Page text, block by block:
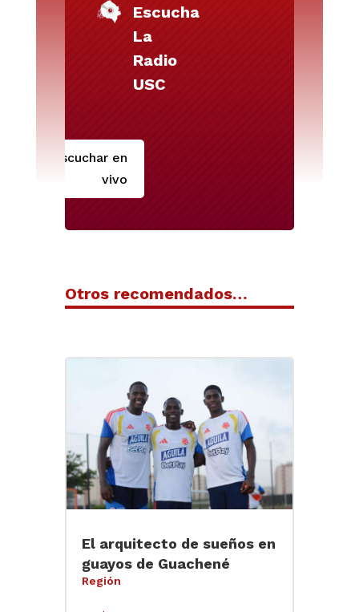
Escucha
La
Radio
USC
Escuchar en
vivo
Otros recomendados…
El arquitecto de sueños en
guayos de Guachené
Región